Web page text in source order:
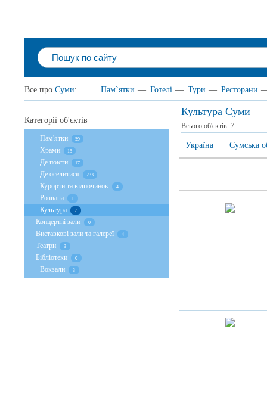
Все про Суми: Пам`ятки — Готелі — Тури — Ресторани
Культура Суми
Всього об'єктів: 7
Україна Сумська
Категорії об'єктів
Пам'ятки 59
Храми 15
Де поїсти 17
Де оселитися 233
Курорти та відпочинок 4
Розваги 1
Культура 7
Концертні зали 0
Виставкові зали та галереї 4
Театри 3
Бібліотеки 0
Вокзали 3